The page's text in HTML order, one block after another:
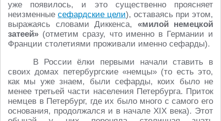
уже появилось, и это существенно проясняет
неизменные сефардские цели), оставаясь при этом,
выражаясь словами Диккенса, «милой немецкой
затеей» (отметим сразу, что именно в Германии и
Франции столетиями проживали именно сефарды).
В России ёлки первыми начали ставить в
своих домах петербургские «немцы» (то есть это,
как мы уже знаем, были сефарды, коих было не
менее третьей части населения Петербурга. Приток
немцев в Петербург, где их было много с самого его
основания, продолжался и в начале XIX века). Этот